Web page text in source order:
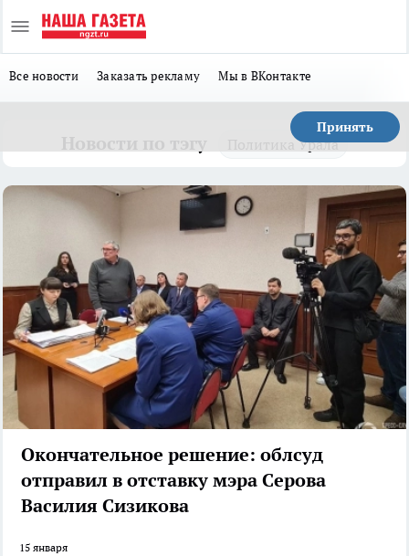
Все новости Заказать рекламу Мы в ВКонтакте
Принять
Политика Урала
Окончательное решение: облсуд
отправил в отставку мэра Серова
Василия Сизикова
15 января